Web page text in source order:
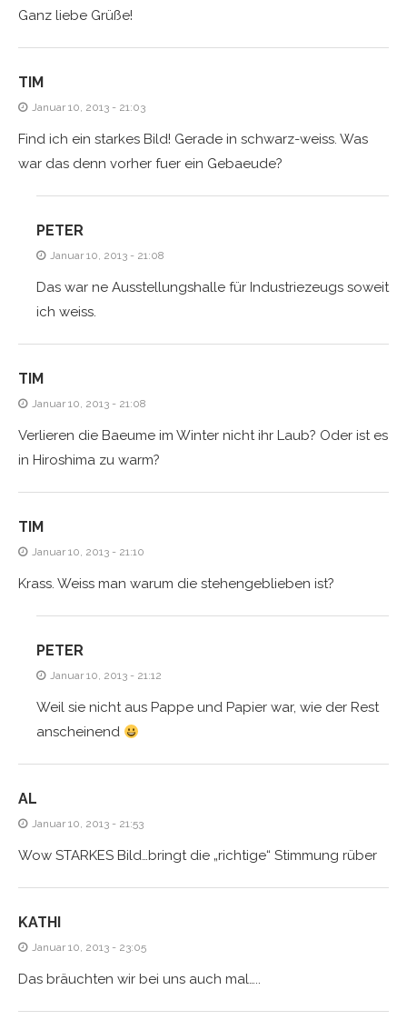
Ganz liebe Grüße!
TIM
Januar 10, 2013 - 21:03
Find ich ein starkes Bild! Gerade in schwarz-weiss. Was
war das denn vorher fuer ein Gebaeude?
PETER
Januar 10, 2013 - 21:08
Das war ne Ausstellungshalle für Industriezeugs soweit
ich weiss.
TIM
Januar 10, 2013 - 21:08
Verlieren die Baeume im Winter nicht ihr Laub? Oder ist es
in Hiroshima zu warm?
TIM
Januar 10, 2013 - 21:10
Krass. Weiss man warum die stehengeblieben ist?
PETER
Januar 10, 2013 - 21:12
Weil sie nicht aus Pappe und Papier war, wie der Rest
anscheinend
AL
Januar 10, 2013 - 21:53
Wow STARKES Bild…bringt die „richtige“ Stimmung rüber
KATHI
Januar 10, 2013 - 23:05
Das bräuchten wir bei uns auch mal…..